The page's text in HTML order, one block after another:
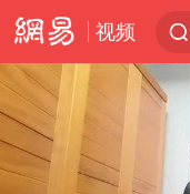
视频